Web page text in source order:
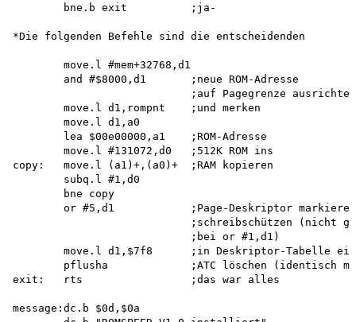
        bne.b exit          ;ja-
*Die folgenden Befehle sind die entscheidenden
        move.l #mem+32768,d1
        and #$8000,d1       ;neue ROM-Adresse
                            ;auf Pagegrenze ausrichten
        move.l d1,rompnt    ;und merken
        move.l d1,a0
        lea $00e00000,a1    ;ROM-Adresse
        move.l #131072,d0   ;512K ROM ins
copy:   move.l (a1)+,(a0)+  ;RAM kopieren
        subq.l #1,d0
        bne copy
or #5,d1            ;Page-Deskriptor
;schreibschützen (nicht
                            ;bei or #1,d1)
move.l d1,$7f8      ;in Deskriptor-Tabelle
pflusha             ;ATC löschen (identisch
exit:   rts                 ;das war alles
message:dc.b $0d,$0a